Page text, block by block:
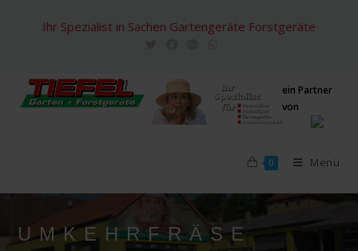
Ihr Spezialist in Sachen Gartengeräte Forstgeräte
ein Partner
von
0 Menü
UMKEHRFRÄSE